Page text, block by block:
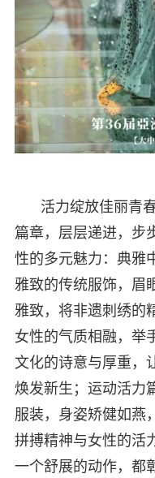
活力绽放佳丽青
篇章，层层递进，步
性的多元魅力：典雅
雅致的传统服饰，眉
雅致，将非遗刺绣的
女性的气质相融，举
文化的诗意与厚重，
焕发新生；运动活力
服装，身姿矫健如燕
拼搏精神与女性的活
一个舒展的动作，都